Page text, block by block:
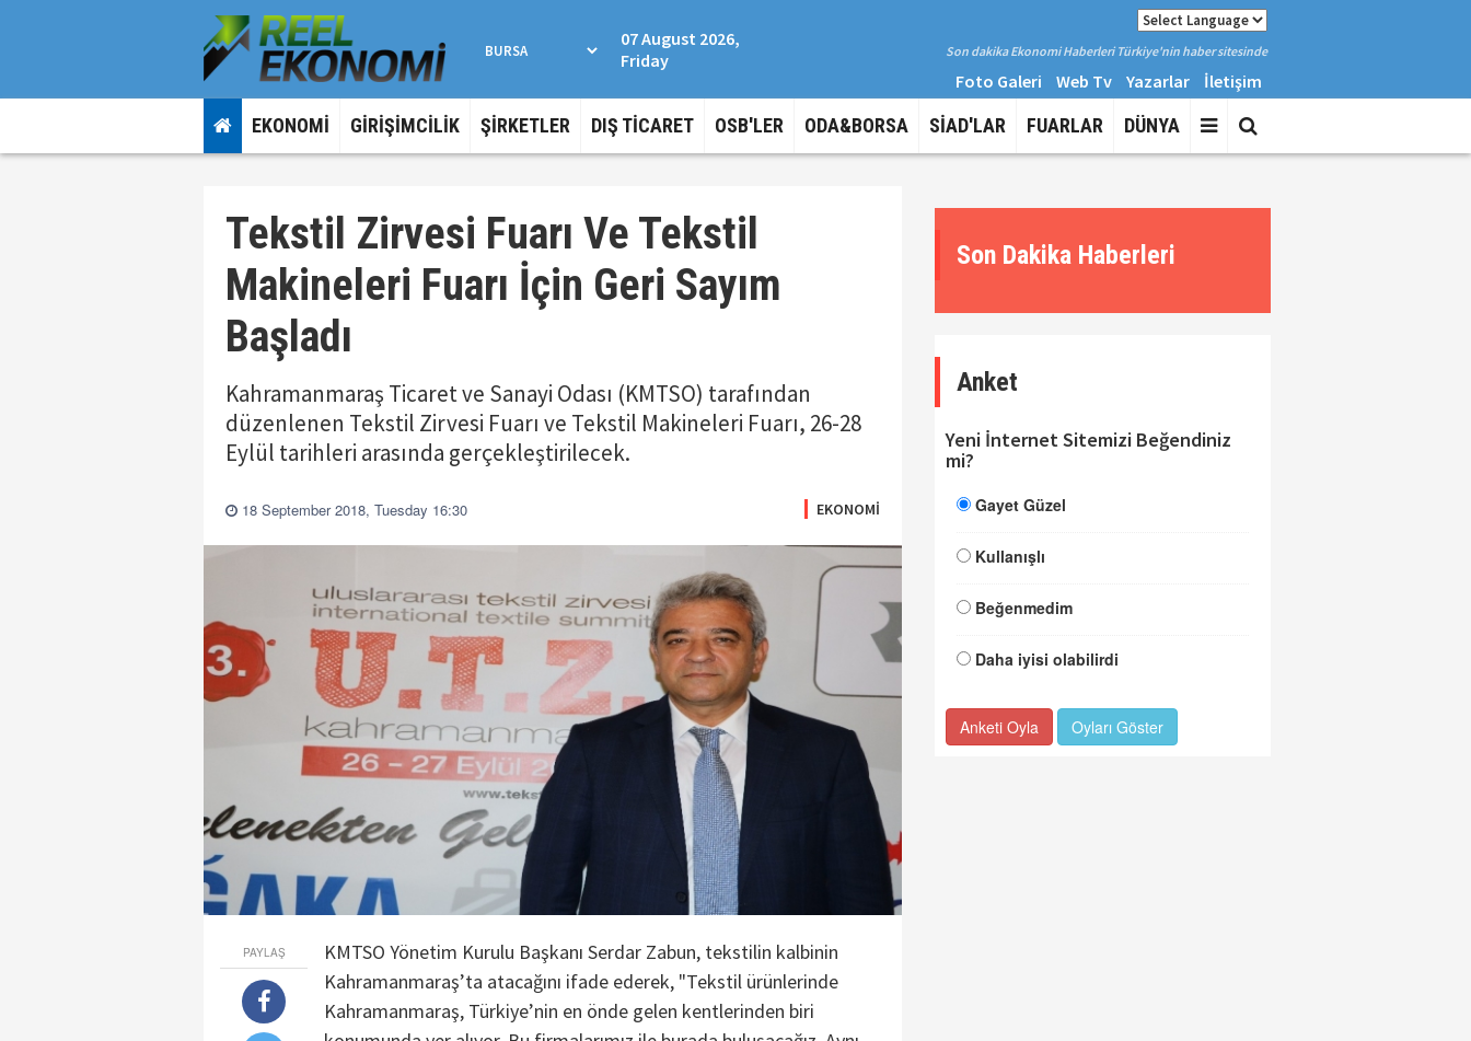
07 August 2026,
Friday
Son dakika Ekonomi Haberleri Türkiye'nin haber sitesinde
Foto Galeri Web Tv Yazarlar İletişim
EKONOMİ GİRİŞİMCİLİK ŞİRKETLER DIŞ TİCARET OSB'LER ODA&BORSA SİAD'LAR FUARLAR DÜNYA
Tekstil Zirvesi Fuarı Ve Tekstil
Makineleri Fuarı İçin Geri Sayım
Başladı
Kahramanmaraş Ticaret ve Sanayi Odası (KMTSO) tarafından
düzenlenen Tekstil Zirvesi Fuarı ve Tekstil Makineleri Fuarı, 26-28
Eylül tarihleri arasında gerçekleştirilecek.
18 September 2018, Tuesday 16:30 EKONOMİ
PAYLAŞ
KMTSO Yönetim Kurulu Başkanı Serdar Zabun, tekstilin kalbinin
Kahramanmaraş’ta atacağını ifade ederek, "Tekstil ürünlerinde
Kahramanmaraş, Türkiye’nin en önde gelen kentlerinden biri
Son Dakika Haberleri
Anket
Yeni İnternet Sitemizi Beğendiniz
mi?
Gayet Güzel
Kullanışlı
Beğenmedim
Daha iyisi olabilirdi
Anketi Oyla Oyları Göster